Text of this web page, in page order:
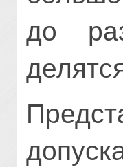
до